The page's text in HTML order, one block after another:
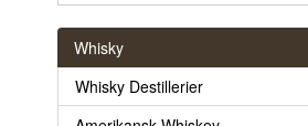
Whisky
Whisky Destillerier